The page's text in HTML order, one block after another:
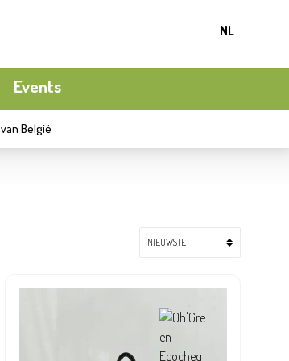
NL
Events
Kamerplanten
Kooi-en natuurvogels
Terrasverwarming
van België